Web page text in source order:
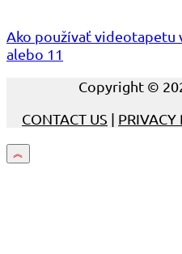
Ako používať videotapetu
alebo 11
Copyright ©
CONTACT US | PRIVACY